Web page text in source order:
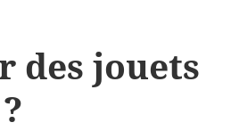
des jouets